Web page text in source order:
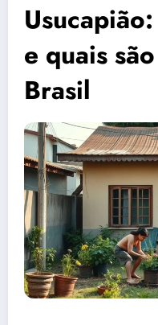
e quais
Brasil